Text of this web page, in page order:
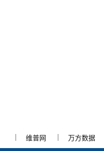
维普网 万方数据